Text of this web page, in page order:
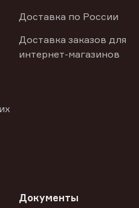
Доставка по России
Доставка заказов для
интернет-магазинов
Документы